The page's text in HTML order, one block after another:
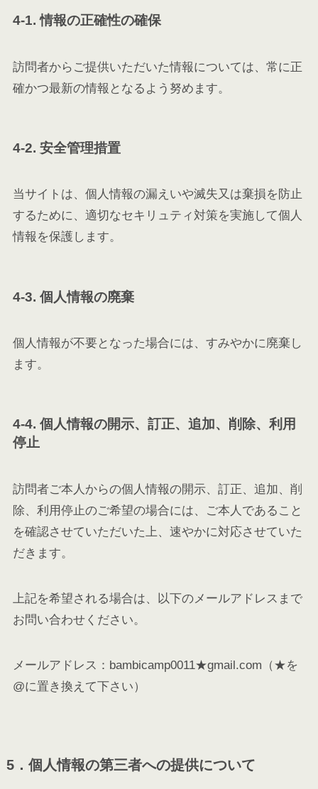
4-1. 情報の正確性の確保
訪問者からご提供いただいた情報については、常に正
確かつ最新の情報となるよう努めます。
4-2. 安全管理措置
当サイトは、個人情報の漏えいや滅失又は棄損を防止
するために、適切なセキリュティ対策を実施して個人
情報を保護します。
4-3. 個人情報の廃棄
個人情報が不要となった場合には、すみやかに廃棄し
ます。
4-4. 個人情報の開示、訂正、追加、削除、利用
停止
訪問者ご本人からの個人情報の開示、訂正、追加、削
除、利用停止のご希望の場合には、ご本人であること
を確認させていただいた上、速やかに対応させていた
だきます。
上記を希望される場合は、以下のメールアドレスまで
お問い合わせください。
メールアドレス：bambicamp0011★gmail.com（★を
@に置き換えて下さい）
5．個人情報の第三者への提供について